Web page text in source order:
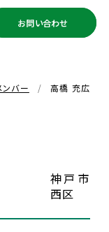
お問い合わせ
ンバー 高橋 充広
神戸市
西区